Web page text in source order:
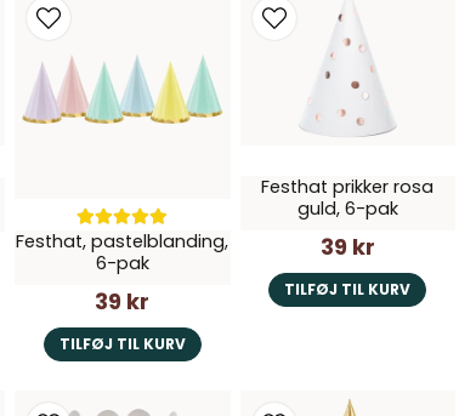
Festhat, pastelblanding,
6-pak
39 kr
TILFØJ TIL KURV
Festhat prikker rosa
guld, 6-pak
39 kr
TILFØJ TIL KURV